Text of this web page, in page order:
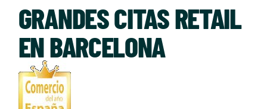
GRANDES CITAS RETAIL
EN BARCELONA